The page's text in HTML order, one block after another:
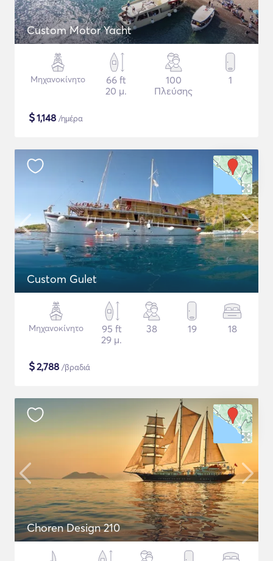
Custom Motor Yacht
Μηχανοκίνητο
66 ft
20 μ.
100
Πλεύσης
1
$1,148 /ημέρα
Custom Gulet
Μηχανοκίνητο
95 ft
29 μ.
38 19 18
$2,788 /βραδιά
Choren Design 210